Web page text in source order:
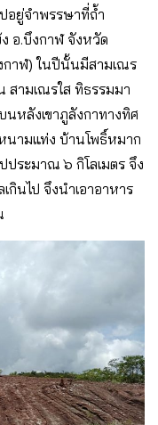
อยู่จำพรรษาที่ถ้ำ
อ.บึงกาฬ จังหวัด
กาฬ) ในปีนั้นมีสามเณร
ามเณรใส ทิธรรมมา
หลังเขาภูลังกาทางทิศ
ามแท่ง บ้านโพธิ์หมาก
ประมาณ ๖ กิโลเมตร จึง
นไป จึงนำเอาอาหาร